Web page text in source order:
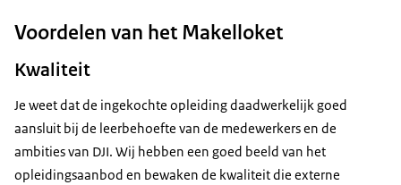
Voordelen van het Makelloket
Kwaliteit
Je weet dat de ingekochte opleiding daadwerkelijk goed
aansluit bij de leerbehoefte van de medewerkers en de
ambities van DJI. Wij hebben een goed beeld van het
opleidingsaanbod en bewaken de kwaliteit die externe